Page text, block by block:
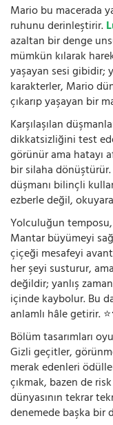
Mario bu macerada
ruhunu derinleştirir.
azaltan bir denge
mümkün kılarak
yaşayan sesi gibidir;
karakterler, Mario
çıkarıp yaşayan bir
Karşılaşılan
dikkatsizliğini test
görünür ama hatayı
bir silaha dönüştürür.
düşmanı bilinçli
ezberle değil,
Yolculuğun
Mantar büyümeyi
çiçeği mesafeyi
her şeyi susturur,
değildir; yanlış
içinde kaybolur. Bu
anlamlı hâle getirir.
Bölüm tasarımları
Gizli geçitler,
merak edenleri
çıkmak, bazen de
dünyasının tekrar
denemede başka bir